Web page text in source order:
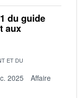
du guide
aux
ET DU
2025
Affaire